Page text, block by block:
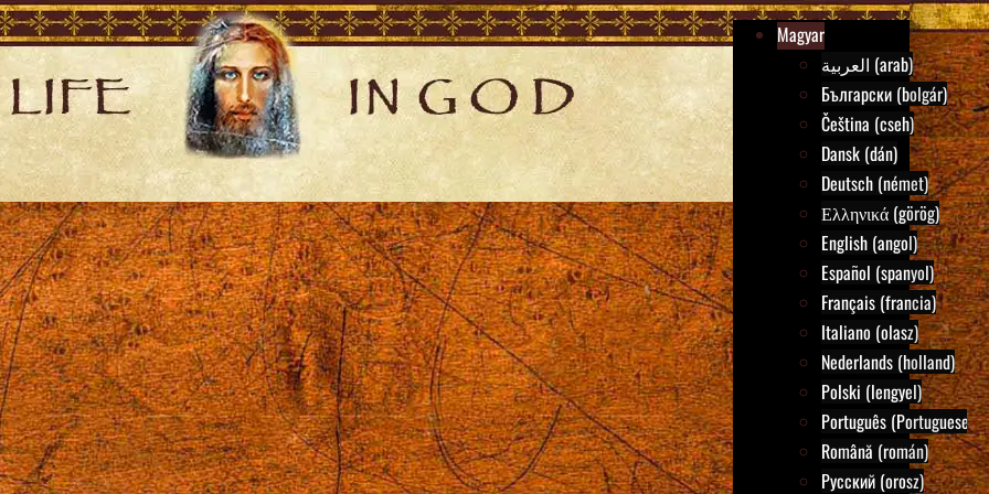
Magyar
العربية (arab)
Български (bolgár)
Čeština (cseh)
Dansk (dán)
Deutsch (német)
Ελληνικά (görög)
English (angol)
Español (spanyol)
Français (francia)
Italiano (olasz)
Nederlands (holland)
Polski (lengyel)
Português (Portuguese)
Română (román)
Русский (orosz)